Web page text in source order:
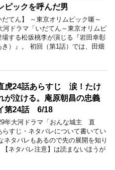
ピックを呼んだ男
てん】 ～東京オリムピック噺～
河ドラマ「いだてん～東京オリムピ
場する松坂桃李が演じる『岩田幸彰
き）』。 初回（第1話）では、田畑
虎24話あらすじ 涙！たけ
が泣ける。庵原朝昌の忠義
第24話 6/18
年大河ドラマ「おんな城主 直
らすじ・ネタバレについて書いてい
ネタバレもあるので先の展開を知り
【ネタバレ注意】は読まないほうが